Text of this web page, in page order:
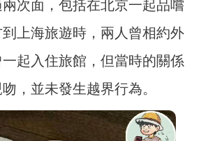
次面，包括在北京一起品嚐
上海旅遊時，兩人曾相約外
起入住旅館，但當時的關係
，並未發生越界行為。